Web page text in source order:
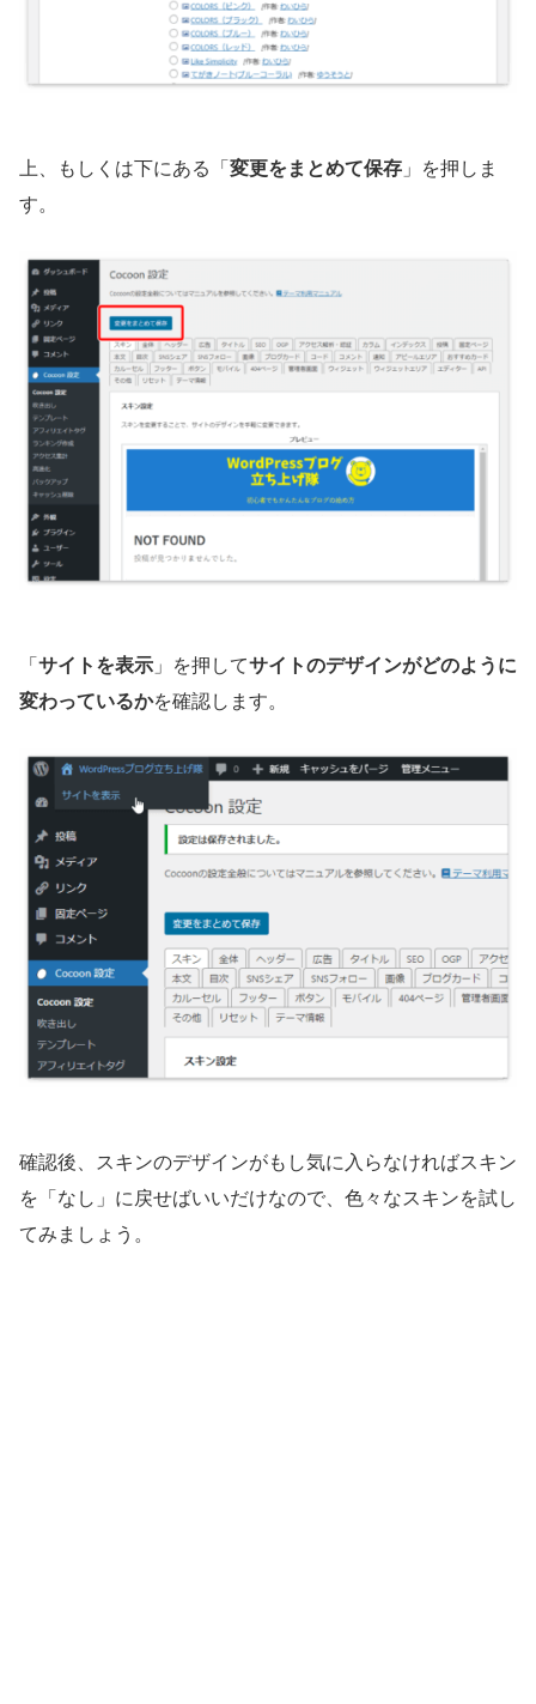
上、もしくは下にある「 変更をまとめて保存 」を押しま
す。
「 サイトを表示 」を押してサイトのデザインがどのように
変わっているかを確認します。
確認後、スキンのデザインがもし気に入らなければスキン
を「なし」に戻せばいいだけなので、色々なスキンを試し
てみましょう。